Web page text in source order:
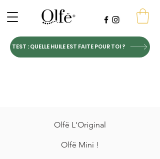
TEST : QUELLE HUILE EST FAITE POUR TOI ?
Olfë L'Original
Olfë Mini !